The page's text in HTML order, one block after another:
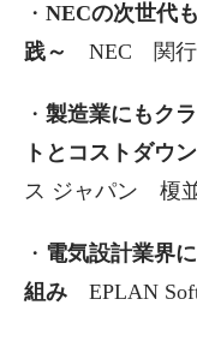
・ NECの次世代
践～
NEC 関行
・ 製造業にもク
トとコストダウ
ス ジャパン 榎
・ 電気設計業界
組み EPLAN